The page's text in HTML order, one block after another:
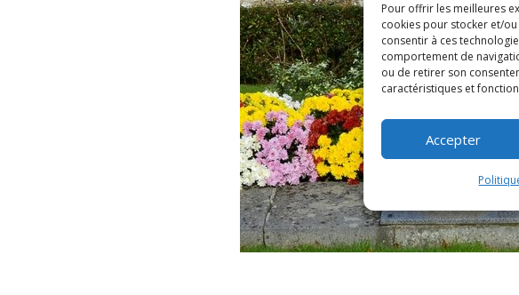
Pour offrir les meilleures
cookies pour stocker et/
consentir à ces
comportement de
ou de retirer son
caractéristiques et
Accepter